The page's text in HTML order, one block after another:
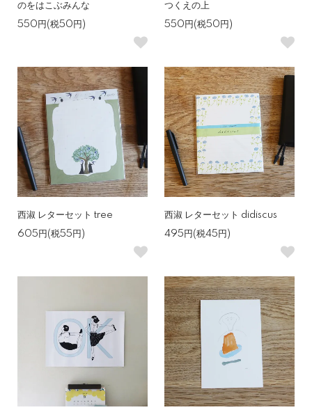
のをはこぶみんな
550円(税50円)
つくえの上
550円(税50円)
西淑 レターセット tree
605円(税55円)
西淑 レターセット didiscus
495円(税45円)